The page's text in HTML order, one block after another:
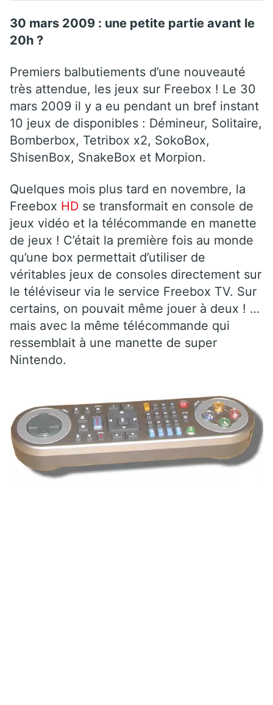
30 mars 2009 : une petite partie avant le
20h ?
Premiers balbutiements d’une nouveauté
très attendue, les jeux sur Freebox ! Le 30
mars 2009 il y a eu pendant un bref instant
10 jeux de disponibles : Démineur, Solitaire,
Bomberbox, Tetribox x2, SokoBox,
ShisenBox, SnakeBox et Morpion.
Quelques mois plus tard en novembre, la
Freebox HD se transformait en console de
jeux vidéo et la télécommande en manette
de jeux ! C’était la première fois au monde
qu’une box permettait d’utiliser de
véritables jeux de consoles directement sur
le téléviseur via le service Freebox TV. Sur
certains, on pouvait même jouer à deux ! …
mais avec la même télécommande qui
ressemblait à une manette de super
Nintendo.